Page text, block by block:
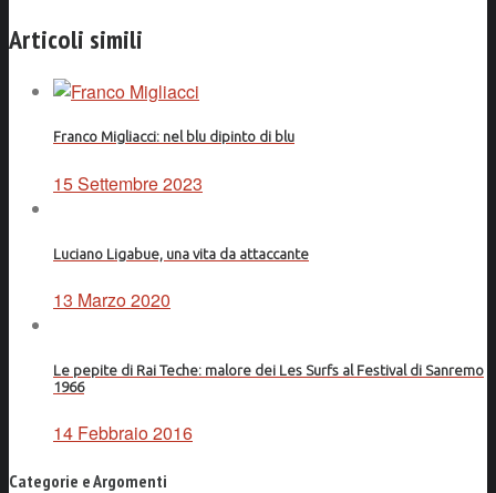
Articoli simili
Franco Migliacci: nel blu dipinto di blu
15 Settembre 2023
Luciano Ligabue, una vita da attaccante
13 Marzo 2020
Le pepite di Rai Teche: malore dei Les Surfs al Festival di Sanremo
1966
14 Febbraio 2016
Categorie e Argomenti